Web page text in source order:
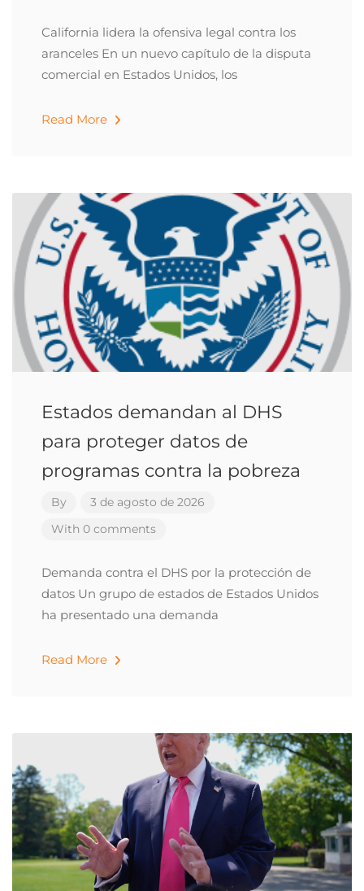
California lidera la ofensiva legal contra los
aranceles En un nuevo capítulo de la disputa
comercial en Estados Unidos, los
Read More
Estados demandan al DHS
para proteger datos de
programas contra la pobreza
By
3 de agosto de 2026
With 0 comments
Demanda contra el DHS por la protección de
datos Un grupo de estados de Estados Unidos
ha presentado una demanda
Read More